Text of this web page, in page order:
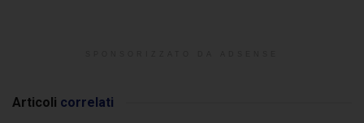
Articoli correlati